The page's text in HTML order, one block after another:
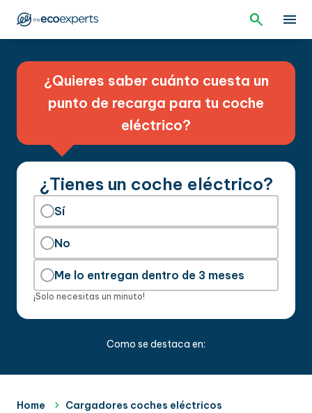
¿Quieres saber cuánto cuesta un
punto de recarga para tu coche
eléctrico?
¿Tienes un coche eléctrico?
Sí
No
Me lo entregan dentro de 3 meses
¡Solo necesitas un minuto!
Como se destaca en:
Home Cargadores coches eléctricos